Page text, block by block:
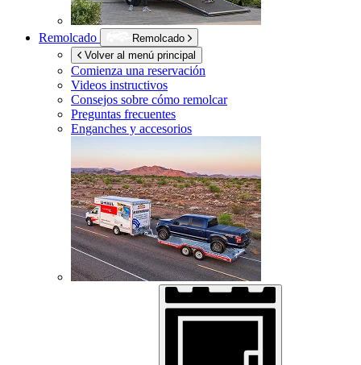
Remolcado
Remolcado
Volver al menú principal
Comienza una reservación
Videos instructivos
Consejos sobre cómo remolcar
Preguntas frecuentes
Enganches y accesorios